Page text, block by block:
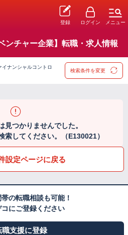
登録 ログイン メニュー
ンチャー企業】転職・求人情報
ナンシャルコントロ
検索条件を変更
見つかりませんでした。
索してください。（E130021）
設定ページに戻る
の転職相談も可能！
コにご登録ください
職支援に登録